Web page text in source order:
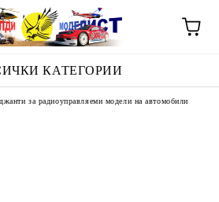
КАТЕГОРИИ
за радиоуправляеми модели на автомобили